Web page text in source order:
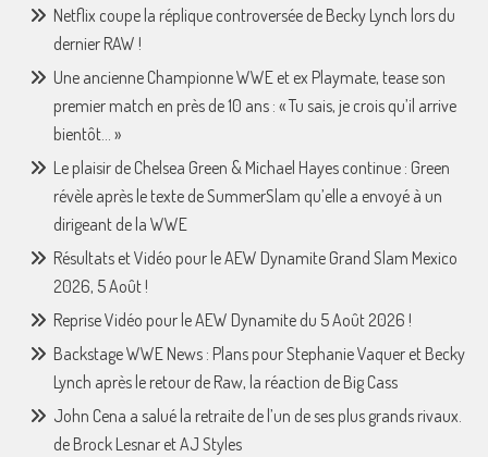
Netflix coupe la réplique controversée de Becky Lynch lors du
dernier RAW !
Une ancienne Championne WWE et ex Playmate, tease son
premier match en près de 10 ans : « Tu sais, je crois qu’il arrive
bientôt… »
Le plaisir de Chelsea Green & Michael Hayes continue : Green
révèle après le texte de SummerSlam qu’elle a envoyé à un
dirigeant de la WWE
Résultats et Vidéo pour le AEW Dynamite Grand Slam Mexico
2026, 5 Août !
Reprise Vidéo pour le AEW Dynamite du 5 Août 2026 !
Backstage WWE News : Plans pour Stephanie Vaquer et Becky
Lynch après le retour de Raw, la réaction de Big Cass
John Cena a salué la retraite de l’un de ses plus grands rivaux.
de Brock Lesnar et AJ Styles